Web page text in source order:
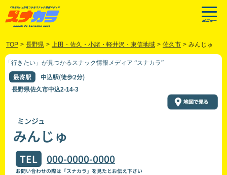
TOP > 長野県 > 上田・佐久・小諸・軽井沢・東信地域 > 佐久市 > みんじゅ
「行きたい」が見つかるスナック情報メディア “スナカラ”
最寄駅 中込駅(徒歩2分)
長野県佐久市中込2-14-3
ミンジュ
みんじゅ
TEL 000-0000-0000
お問い合わせの際は「スナカラ」を見たとお伝え下さい